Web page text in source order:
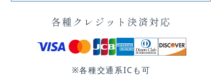
各種クレジット決済対応
※各種交通系ICも可